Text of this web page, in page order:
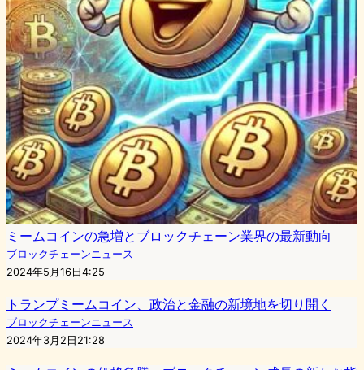
ミームコインの急増とブロックチェーン業界の最新動向
ブロックチェーンニュース
2024年5月16日4:25
トランプミームコイン、政治と金融の新境地を切り開く
ブロックチェーンニュース
2024年3月2日21:28